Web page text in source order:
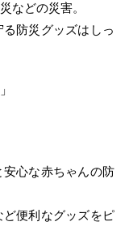
などの災害。
防災グッズはしっ
心な赤ちゃんの防
便利なグッズをピ